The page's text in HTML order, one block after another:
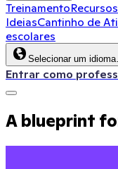
Treinamento
IdeiasCantinho de
escolares
Selecionar um
Entrar como
A blueprint